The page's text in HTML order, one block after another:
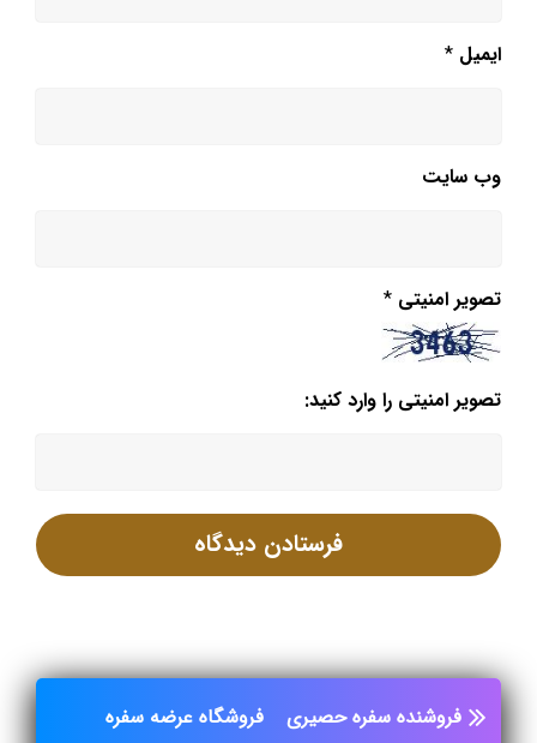
ایمیل *
وب‌ سایت
تصویر امنیتی *
تصویر امنیتی را وارد کنید:
فروشنده سفره حصیری
فروشگاه عرضه سفره